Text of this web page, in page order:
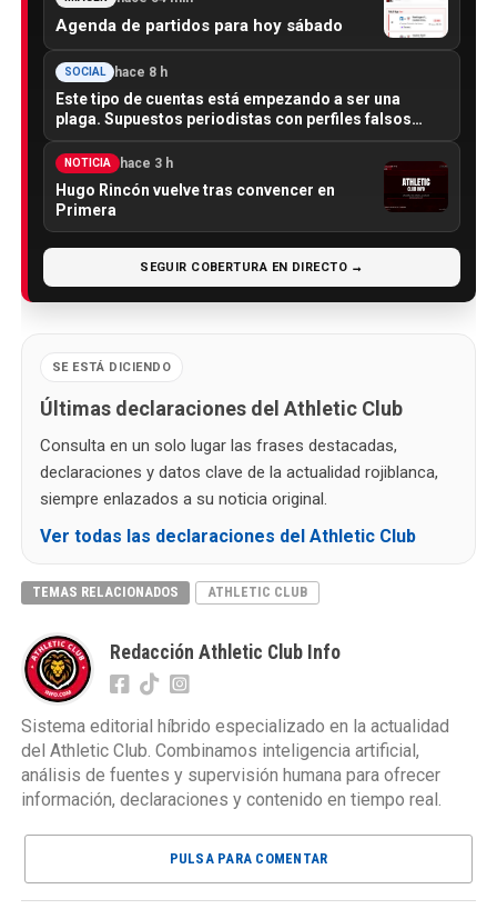
Agenda de partidos para hoy sábado
SOCIAL hace 8 h
Este tipo de cuentas está empezando a ser una
plaga. Supuestos periodistas con perfiles falsos…
NOTICIA hace 3 h
Hugo Rincón vuelve tras convencer en
Primera
SEGUIR COBERTURA EN DIRECTO →
SE ESTÁ DICIENDO
Últimas declaraciones del Athletic Club
Consulta en un solo lugar las frases destacadas,
declaraciones y datos clave de la actualidad rojiblanca,
siempre enlazados a su noticia original.
Ver todas las declaraciones del Athletic Club
TEMAS RELACIONADOS ATHLETIC CLUB
Redacción Athletic Club Info
Sistema editorial híbrido especializado en la actualidad
del Athletic Club. Combinamos inteligencia artificial,
análisis de fuentes y supervisión humana para ofrecer
información, declaraciones y contenido en tiempo real.
PULSA PARA COMENTAR